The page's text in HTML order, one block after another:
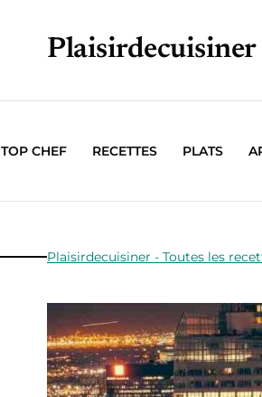
Plaisirdecuisiner
TOP CHEF RECETTES PLATS
Plaisirdecuisiner - Toutes les